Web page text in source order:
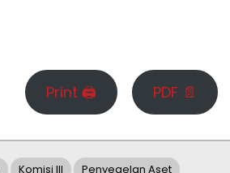
Print 🖨 PDF 📄
Komisi III Penyegelan Aset